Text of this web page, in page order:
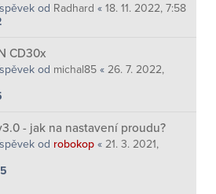
od Radhard « 18. 11. 2022, 7:58
CD30x
od michal85 « 26. 7. 2022,
- jak na nastavení proudu?
od robokop « 21. 3. 2021,